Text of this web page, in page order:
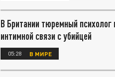
В Британии тюремный психолог
интимной связи с убийцей
05:28 В МИРЕ